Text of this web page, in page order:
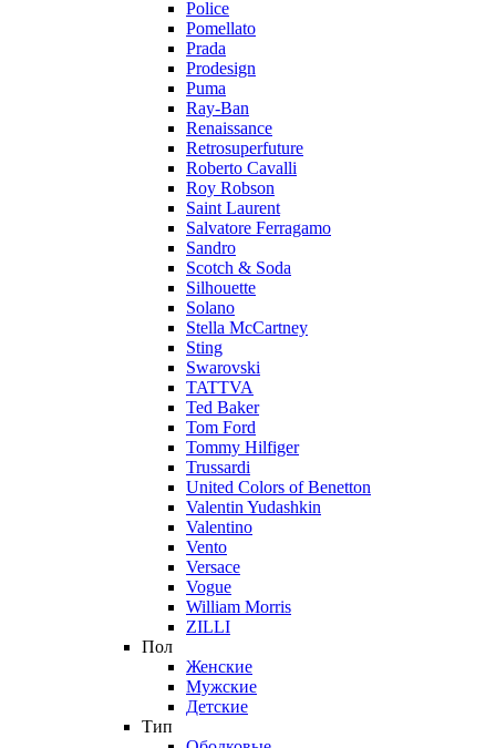
Police
Pomellato
Prada
Prodesign
Puma
Ray-Ban
Renaissance
Retrosuperfuture
Roberto Cavalli
Roy Robson
Saint Laurent
Salvatore Ferragamo
Sandro
Scotch & Soda
Silhouette
Solano
Stella McCartney
Sting
Swarovski
TATTVA
Ted Baker
Tom Ford
Tommy Hilfiger
Trussardi
United Colors of Benetton
Valentin Yudashkin
Valentino
Vento
Versace
Vogue
William Morris
ZILLI
Пол
Женские
Мужские
Детские
Тип